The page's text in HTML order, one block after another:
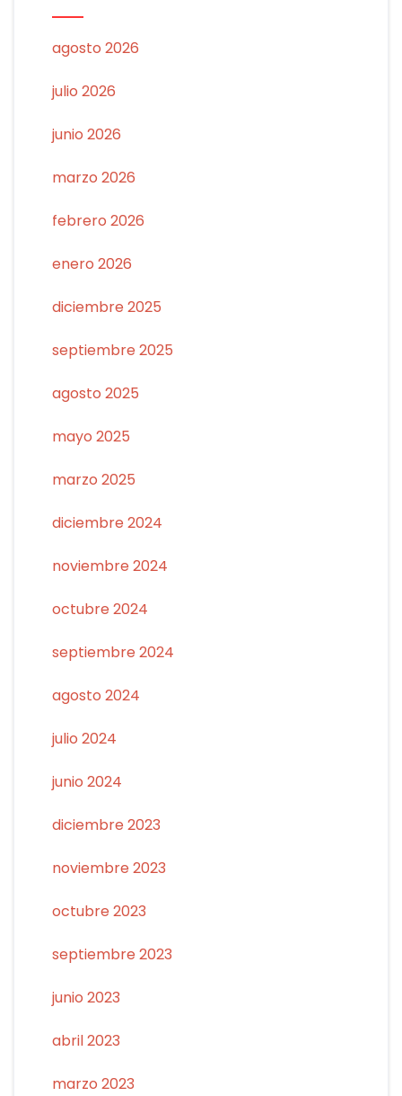
agosto 2026
julio 2026
junio 2026
marzo 2026
febrero 2026
enero 2026
diciembre 2025
septiembre 2025
agosto 2025
mayo 2025
marzo 2025
diciembre 2024
noviembre 2024
octubre 2024
septiembre 2024
agosto 2024
julio 2024
junio 2024
diciembre 2023
noviembre 2023
octubre 2023
septiembre 2023
junio 2023
abril 2023
marzo 2023